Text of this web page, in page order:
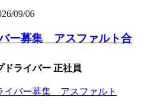
09/06
ー募集 アスファルト合
ドライバー 正社員